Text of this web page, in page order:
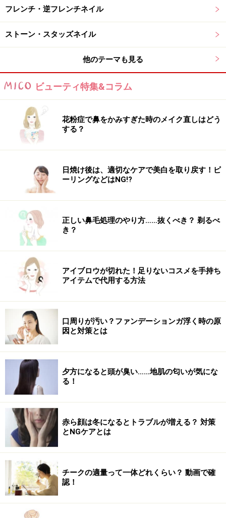
■ハンド
パールホワイト×蛍光色オレンジでコントラストを付け、
夏らしく鮮やかに。セパレートのラインはホロやリン
グ、スタッズなど異素材を組み合わせますが、ゴールド
ラインが目立ち過ぎないよう少し空間を空けるのがポイ
ントです。
■フット
ハンドよりも濃いオレンジをチョイスして、パールホワ
スタッズで華やかに。
ラインストーンでゴージャス！キラキラネ
イル
キラキラのラインストーンをパール感のキレイなゴール
ドにオン。上品な大人ネイルです。
ゴージャスでありながらシックさも兼ね揃えるゴールド
■ハンド
淡いトーンのゴールドでベースを品よくまとめます。繊
細なパールが入っているので単色でもほんのりと華やか
に仕上がり、ストーンのデザインを変えればオフィス仕
様にもOK。デザインモチーフに使用するラインストーン
も同系色のゴールドやクリアを選べば大人っぽくシック
な雰囲気に。
■フット
ハンドよりも濃いゴールドを選びます。ラインストーン
もハンドで使用した物に加え、1トーン濃いゴールドを
フレンチ・逆フレンチネイル
ストーン・スタッズネイル
他のテーマも見る
ビューティ特集&コラム
花粉症で鼻をかみすぎた時のメイク直しはどう
する？
日焼け後は、適切なケアで美白を取り戻す！ピ
ーリングなどはNG!?
正しい鼻毛処理のやり方……抜くべき？ 剃るべ
き？
アイブロウが切れた！足りないコスメを手持ち
アイテムで代用する方法
口周りが汚い？ファンデーションガ浮く時の原
因と対策とは
夕方になると頭が臭い……地肌の匂いが気にな
る！
赤ら顔は冬になるとトラブルが増える？ 対策
とNGケアとは
チークの適量って一体どれくらい？ 動画で確
認！